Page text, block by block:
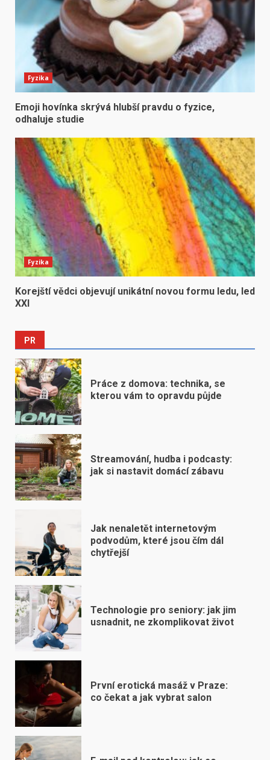
Fyzika
Emoji hovínka skrývá hlubší pravdu o fyzice,
odhaluje studie
Fyzika
Korejští vědci objevují unikátní novou formu ledu, led
XXI
PR
Práce z domova: technika, se
kterou vám to opravdu půjde
Streamování, hudba i podcasty:
jak si nastavit domácí zábavu
Jak nenaletět internetovým
podvodům, které jsou čím dál
chytřejší
Technologie pro seniory: jak jim
usnadnit, ne zkomplikovat život
První erotická masáž v Praze:
co čekat a jak vybrat salon